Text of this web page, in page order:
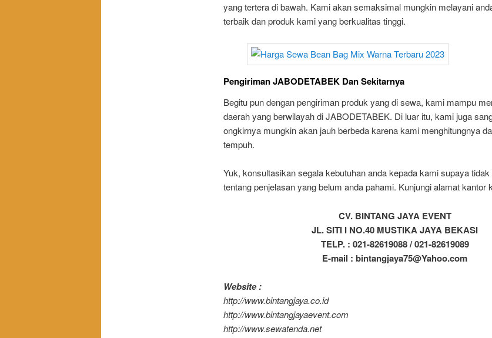
yang tertera di bawah. Kami akan semaksimal mungkin melayani
terbaik dan produk kami yang berkualitas tinggi.
Pengiriman JABODETABEK Dan Sekitarnya
Begitu pun dengan pengiriman produk yang di sewa, kami mampu
daerah yang berwilayah di JABODETABEK. Di luar itu, kami juga
ongkirnya mungkin akan jauh berbeda karena kami menghitungnya
tempuh.
Yuk, konsultasikan segala kebutuhan anda kepada kami supaya
tentang penjelasan yang belum anda pahami. Kunjungi alamat kantor
CV. BINTANG JAYA EVENT
JL. SITI I NO.40 MUSTIKA JAYA BEKASI
TELP. : 021-82619088 / 021-82619089
E-mail : bintangjaya75@Yahoo.com
Website :
http://www.bintangjaya.co.id
http://www.bintangjayaevent.com
http://www.sewatenda.net